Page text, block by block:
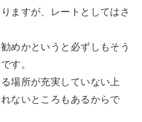
ますが、レートとしてはさ
めかというと必ずしもそう
す。
場所が充実していない上
ないところもあるからで